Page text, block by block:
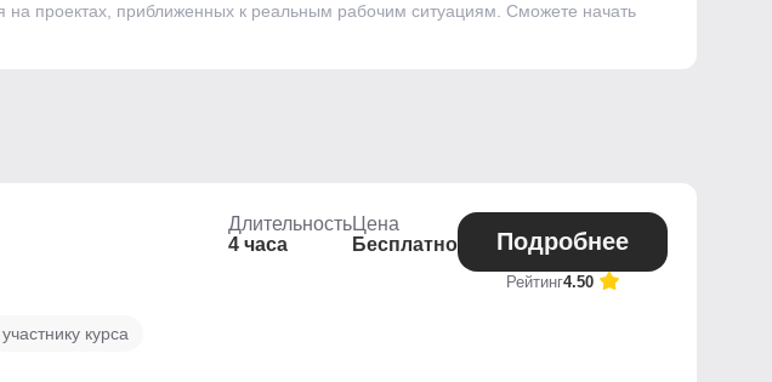
на проектах, приближенных к реальным рабочим ситуациям. Сможете начать
Длительность
4 часа
Цена
Бесплатно
Подробнее
Рейтинг4.50
курса